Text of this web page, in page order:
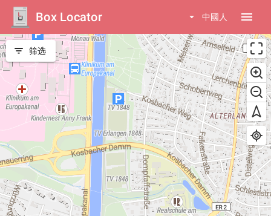
Box Locator arrow_drop_down 中國人 menu
filter_list 筛选